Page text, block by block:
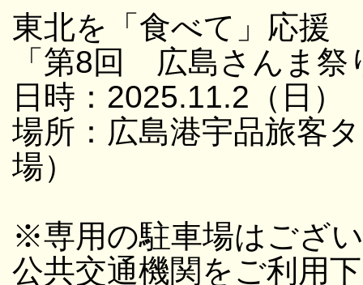
東北を「食べて」応援
「第8回 広島さんま祭
日時：2025.11.2（日
場所：広島港宇品旅客
場）
※専用の駐車場はござ
公共交通機関をご利用